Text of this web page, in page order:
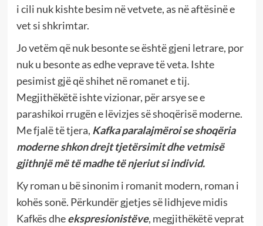
i cili nuk kishte besim në vetvete, as në aftësinë e
vet si shkrimtar.
Jo vetëm që nuk besonte se është gjeni letrare, por
nuk u besonte as edhe veprave të veta. Ishte
pesimist gjë që shihet në romanet e tij.
Megjithëkëtë ishte vizionar, për arsye se e
parashikoi rrugën e lëvizjes së shoqërisë moderne.
Me fjalë të tjera, Kafka paralajmëroi se shoqëria
moderne shkon drejt tjetërsimit dhe vetmisë
gjithnjë më të madhe të njeriut si individ.
Ky roman u bë sinonim i romanit modern, roman i
kohës sonë. Përkundër gjetjes së lidhjeve midis
Kafkës dheekspresionistëve, megjithëkëtë veprat